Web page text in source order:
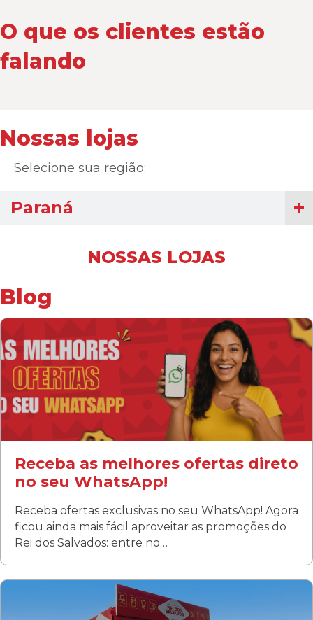
O que os clientes estão
falando
Nossas lojas
Selecione sua região:
Paraná
Fanny
Rua Albino Beatriz, 100 - Fanny, Curitiba –PR
NOSSAS LOJAS
Blog
Receba as melhores ofertas direto
no seu WhatsApp!
Receba ofertas exclusivas no seu WhatsApp! Agora
ficou ainda mais fácil aproveitar as promoções do
Rei dos Salvados: entre no…